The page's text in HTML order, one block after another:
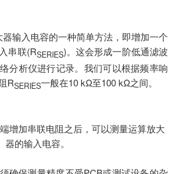
输入电容的一种简单方法，即增加一个
串联(RSERIES)。这会形成一阶低通滤波
分析仪进行记录。我们可以根据频率响
RSERIES一般在10 kΩ至100 kΩ之间。
增加串联电阻之后，可以测量运算放大
器的输入电容。